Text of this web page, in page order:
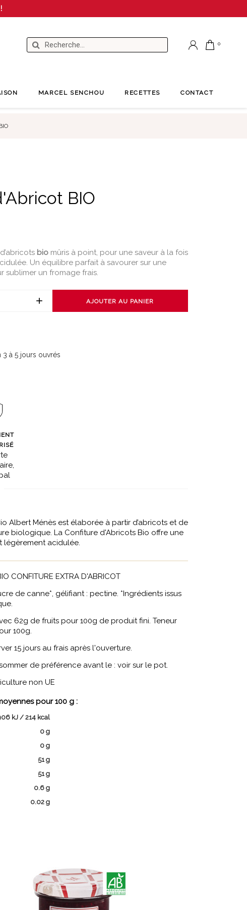
MARCEL SENCHOU RECETTES CONTACT
BIO
bio mûris à point, pour une saveur à la fois
Un équilibre parfait à savourer sur une
sublimer un fromage frais.
AJOUTER AU PANIER
3 à 5 jours ouvrés
Albert Ménès est élaborée à partir d’abricots et de
biologique. La Confiture d'Abricots Bio offre une
légèrement acidulée.
CONFITURE EXTRA D'ABRICOT
de canne*, gélifiant : pectine. *Ingrédients issus
62g de fruits pour 100g de produit fini. Teneur
100g.
15 jours au frais après l'ouverture.
de préférence avant le : voir sur le pot.
non UE
pour 100 g :
kJ / 214 kcal
0 g
0 g
51 g
51 g
0.6 g
0.02 g